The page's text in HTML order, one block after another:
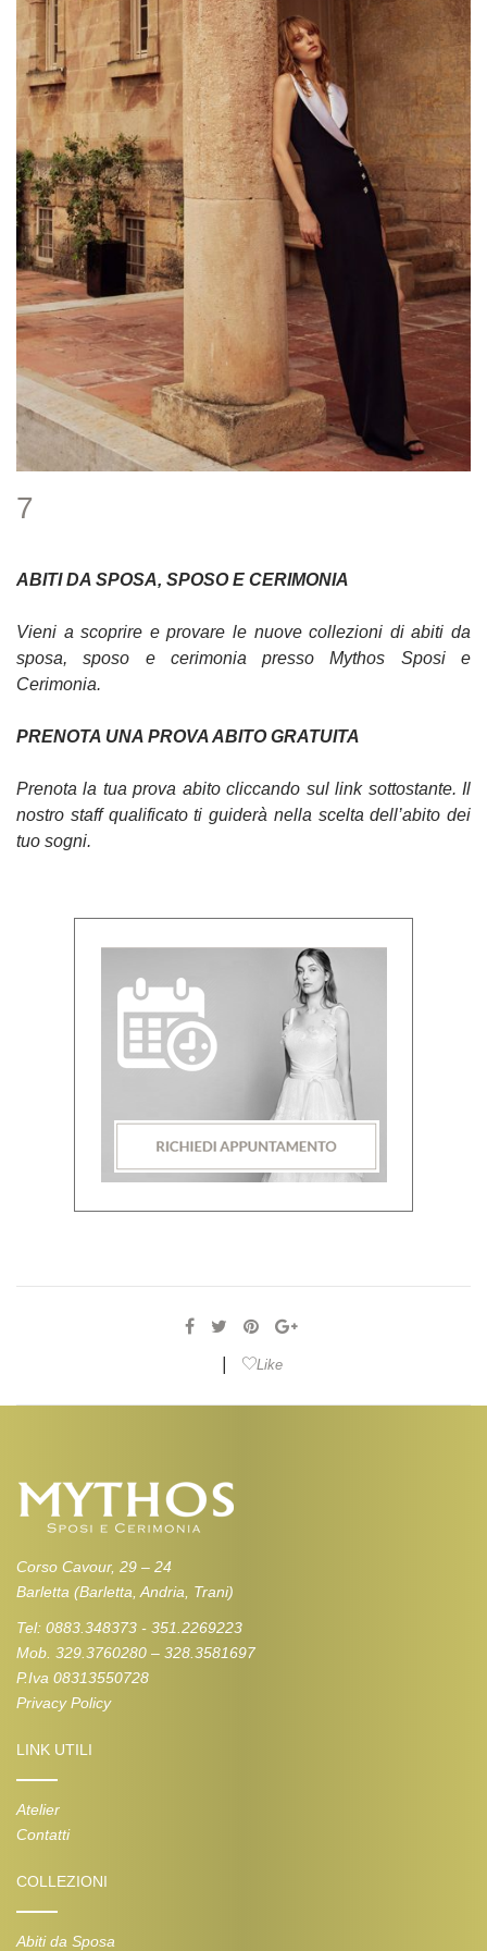
7
ABITI DA SPOSA, SPOSO E CERIMONIA
Vieni a scoprire e provare le nuove collezioni di abiti da
sposa, sposo e cerimonia presso Mythos Sposi e
Cerimonia.
PRENOTA UNA PROVA ABITO GRATUITA
Prenota la tua prova abito cliccando sul link sottostante. Il
nostro staff qualificato ti guiderà nella scelta dell’abito dei
tuo sogni.
Like
Corso Cavour, 29 – 24
Barletta (Barletta, Andria, Trani)
Tel: 0883.348373 - 351.2269223
Mob. 329.3760280 – 328.3581697
P.Iva 08313550728
Privacy Policy
LINK UTILI
Atelier
Contatti
COLLEZIONI
Abiti da Sposa